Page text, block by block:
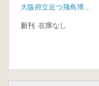
大阪府立近つ飛鳥博物館
新刊 在庫なし